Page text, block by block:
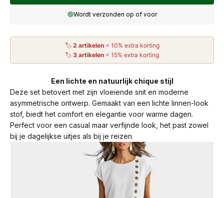
Wordt verzonden op of voor
🏷 2 artikelen= 10% extra korting
🏷 3 artikelen = 15% extra korting
Een lichte en natuurlijk chique stijl
Deze set betovert met zijn vloeiende snit en moderne
asymmetrische ontwerp. Gemaakt van een lichte linnen-look
stof, biedt het comfort en elegantie voor warme dagen.
Perfect voor een casual maar verfijnde look, het past zowel
bij je dagelijkse uitjes als bij je reizen.